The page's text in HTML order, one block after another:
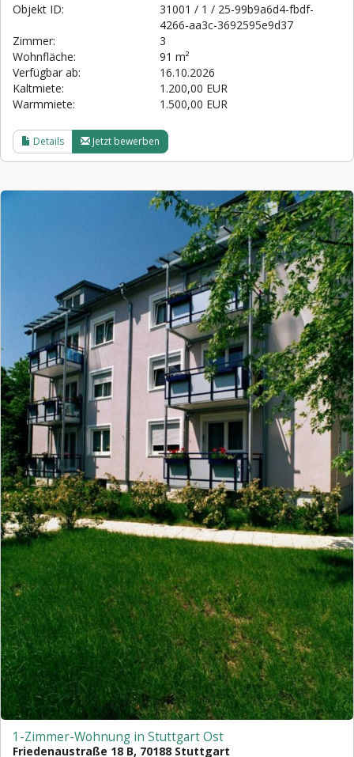
Objekt ID:
31001 / 1 / 25-99b9a6d4-fbdf-
4266-aa3c-3692595e9d37
Zimmer:
3
Wohnfläche:
91 m²
Verfügbar ab:
16.10.2026
Kaltmiete:
1.200,00 EUR
Warmmiete:
1.500,00 EUR
Details Jetzt bewerben
1-Zimmer-Wohnung in Stuttgart Ost
Friedenaustraße 18 B, 70188 Stuttgart